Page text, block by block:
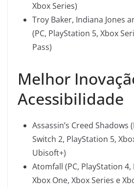
Xbox Series)
Troy Baker, Indiana Jones
(PC, PlayStation 5, Xbox
Pass)
Melhor
Acessibilidade
Assassin’s Creed Shadows
Switch 2, PlayStation 5,
Ubisoft+)
Atomfall (PC, PlayStation 4,
Xbox One, Xbox Series e